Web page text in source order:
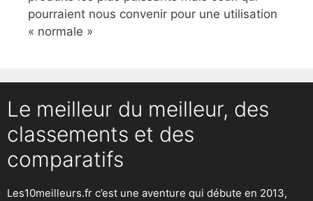
pourraient nous convenir pour une utilisation
« normale »
Le meilleur du meilleur, des
classements et des
comparatifs
Les10meilleurs.fr c’est une aventure qui débute en 2013,